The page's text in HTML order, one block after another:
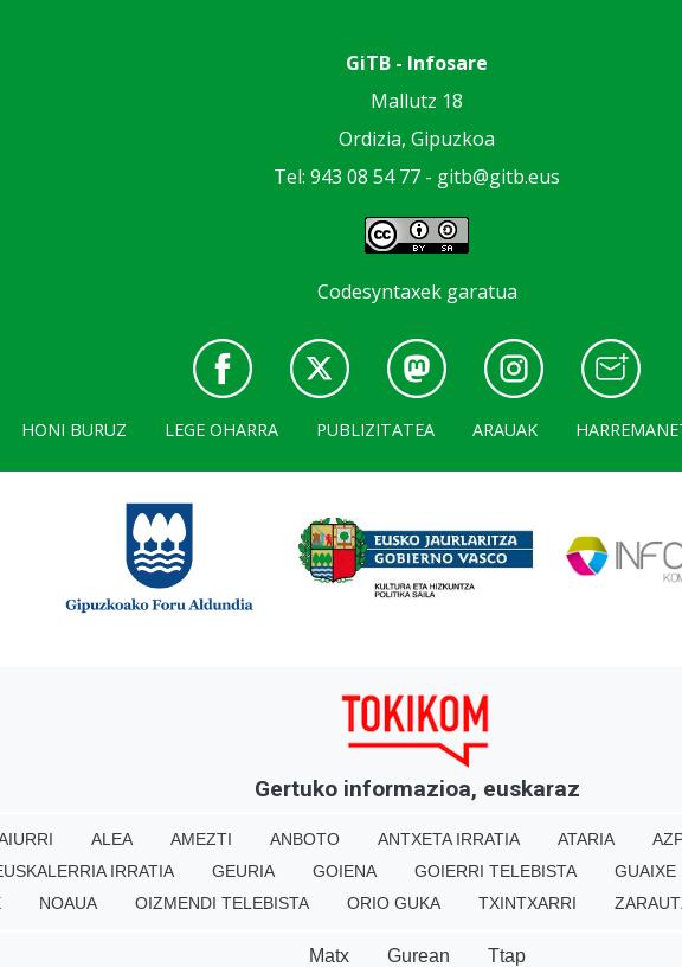
GiTB - Infosare
Mallutz 18
Ordizia, Gipuzkoa
Tel: 943 08 54 77 - gitb@gitb.eus
Codesyntaxek garatua
HONI BURUZ LEGE OHARRA PUBLIZITATEA ARAUAK
Gertuko informazioa, euskaraz
ALEA AMEZTI ANBOTO ANTXETA IRRATIA ATARIA
IRRATIA GEURIA GOIENA GOIERRI TELEBISTA GUAIXE
NOAUA OIZMENDI TELEBISTA ORIO GUKA TXINTXARRI
Matx Gurean Ttap